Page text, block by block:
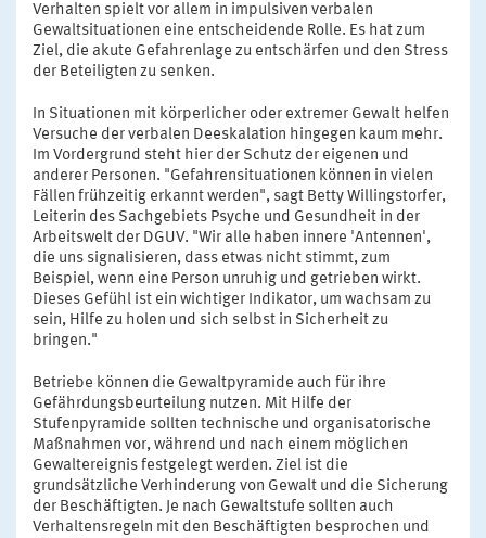
Verhalten spielt vor allem in impulsiven verbalen
Gewaltsituationen eine entscheidende Rolle. Es hat zum
Ziel, die akute Gefahrenlage zu entschärfen und den Stress
der Beteiligten zu senken.
In Situationen mit körperlicher oder extremer Gewalt helfen
Versuche der verbalen Deeskalation hingegen kaum mehr.
Im Vordergrund steht hier der Schutz der eigenen und
anderer Personen. "Gefahrensituationen können in vielen
Fällen frühzeitig erkannt werden", sagt Betty Willingstorfer,
Leiterin des Sachgebiets Psyche und Gesundheit in der
Arbeitswelt der DGUV. "Wir alle haben innere 'Antennen',
die uns signalisieren, dass etwas nicht stimmt, zum
Beispiel, wenn eine Person unruhig und getrieben wirkt.
Dieses Gefühl ist ein wichtiger Indikator, um wachsam zu
sein, Hilfe zu holen und sich selbst in Sicherheit zu
bringen."
Betriebe können die Gewaltpyramide auch für ihre
Gefährdungsbeurteilung nutzen. Mit Hilfe der
Stufenpyramide sollten technische und organisatorische
Maßnahmen vor, während und nach einem möglichen
Gewaltereignis festgelegt werden. Ziel ist die
grundsätzliche Verhinderung von Gewalt und die Sicherung
der Beschäftigten. Je nach Gewaltstufe sollten auch
Verhaltensregeln mit den Beschäftigten besprochen und